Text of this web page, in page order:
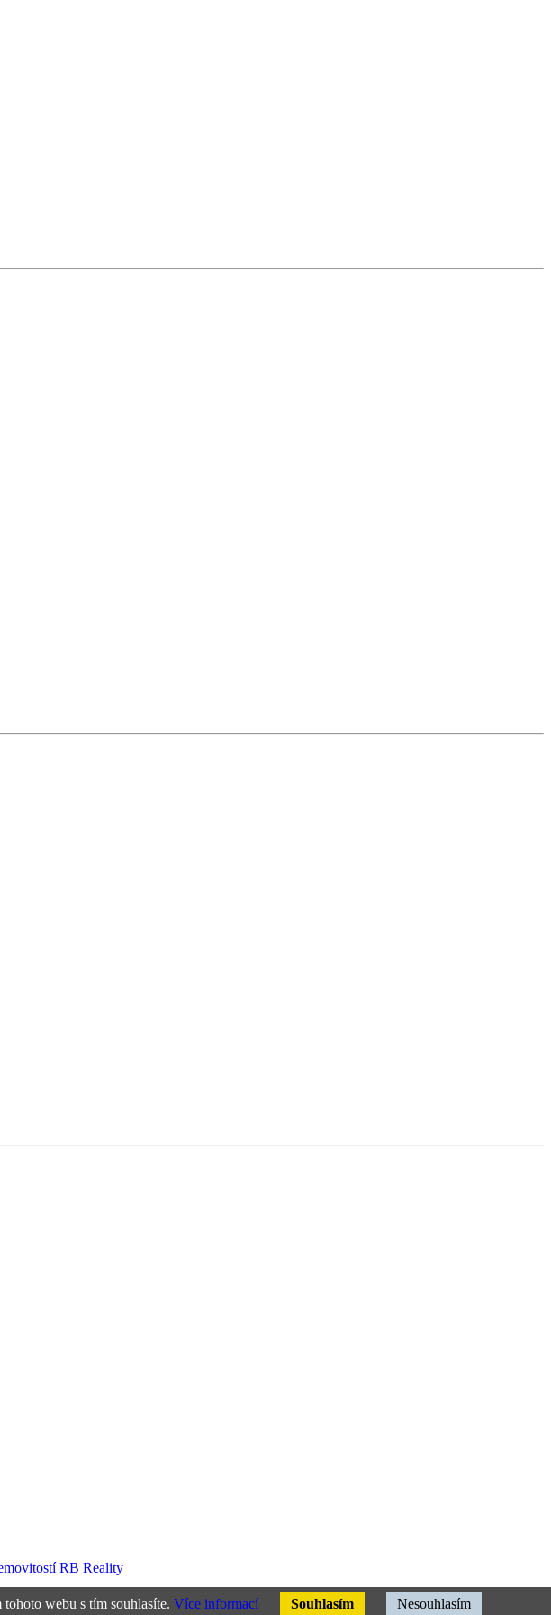
RB Reality
webu s tím souhlasíte. Více informací Souhlasím Nesouhlasím